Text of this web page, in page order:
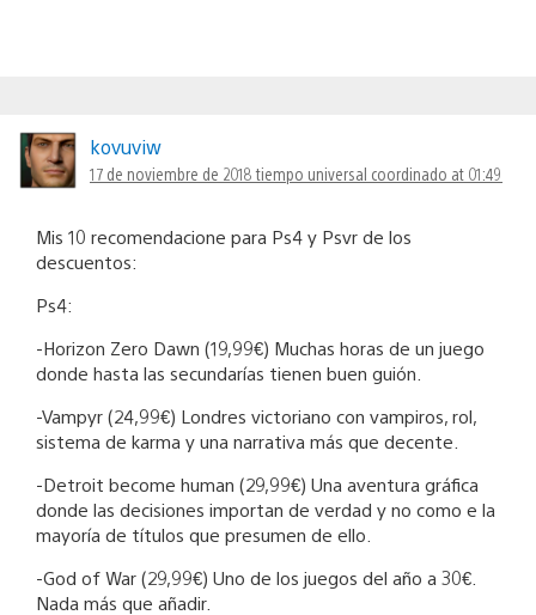
kovuviw
17 de noviembre de 2018 tiempo universal coordinado at 01:49
Mis 10 recomendacione para Ps4 y Psvr de los
descuentos:
Ps4:
-Horizon Zero Dawn (19,99€) Muchas horas de un juego
donde hasta las secundarías tienen buen guión.
-Vampyr (24,99€) Londres victoriano con vampiros, rol,
sistema de karma y una narrativa más que decente.
-Detroit become human (29,99€) Una aventura gráfica
donde las decisiones importan de verdad y no como e la
mayoría de títulos que presumen de ello.
-God of War (29,99€) Uno de los juegos del año a 30€.
Nada más que añadir.